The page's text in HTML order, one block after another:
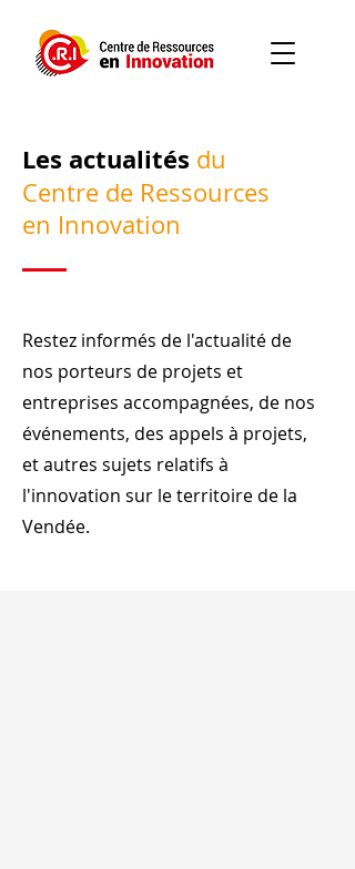
Les actualités du
Centre de Ressources
en Innovation
Restez informés de l'actualité de
nos porteurs de projets et
entreprises accompagnées, de nos
événements, des appels à projets,
et autres sujets relatifs à
l'innovation sur le territoire de la
Vendée.